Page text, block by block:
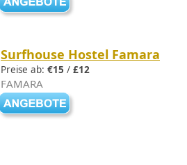
Surfhouse Hostel Famara
Preise ab: €15 / £12
FAMARA